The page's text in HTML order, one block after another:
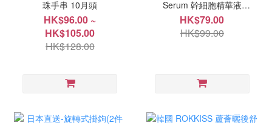
珠手串 10月頭
HK$96.00 ~
HK$105.00
HK$128.00
Serum 幹細胞精華液
200ml 9月中
HK$79.00
HK$99.00